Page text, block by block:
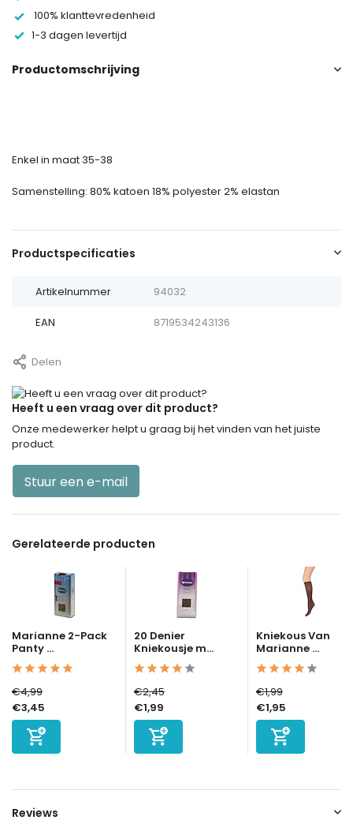
100% klanttevredenheid
1-3 dagen levertijd
Productomschrijving
Enkel in maat 35-38
Samenstelling: 80% katoen 18% polyester 2% elastan
Productspecificaties
Artikelnummer 94032
EAN 8719534243136
Delen
Heeft u een vraag over dit product?
Onze medewerker helpt u graag bij het vinden van het juiste
product.
Stuur een e-mail
Gerelateerde producten
Marianne 2-Pack
Panty ...
€4,99
€3,45
20 Denier
Kniekousje m...
€2,45
€1,99
Kniekous Van
Marianne ...
€1,99
€1,95
Reviews